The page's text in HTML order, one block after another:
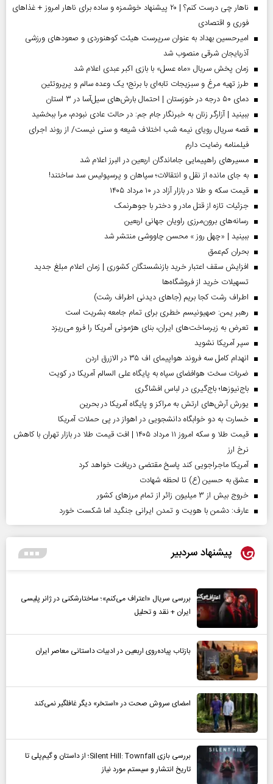
ناهار چی درست کنم؟ | ۲۰ پیشنهاد خوشمزه و ساده برای ناهار امروز + غذاهای
فوری و اقتصادی
امیرحسین بهداد به عنوان سرپرست هیئت کوهنوردی و صعودهای ورزشی
آذربایجان شرقی منصوب شد
زمان پخش سریال «ماه عسل» با بازی اکبر عبدی اعلام شد
طرز تهیه مرغ و سبزیجات تابه‌ای با برنج؛ یک وعده سالم و پرپروتئین
دمای ۵۰ درجه در خوزستان | احتمال بارش‌های سیل‌آسا در ۳ استان
ببینید | آزارگر زنان به خبرنگار جام جم: در حالت عادی نبودم، مرا ببخشید
قصه سریال رویای نیمه شب اختلاف شیعه و سنی نیست/ از روند اجرای
فیلمنامه رضایت دارم
مسیر‌های راهپیمایی جاماندگان اربعین در البرز اعلام شد
به جای مانده از نقل و انتقالات؛ سپاهان و پرسپولیس سد ساختند!
قیمت سکه و طلا در بازار آزاد در ۱۰ مرداد ۱۴۰۵
جزئیات تازه از قتل مادر و دختر با جوهرنمک
رسانه‌های برون‌مرزی راویان جهانی اربعین
ببینید | «چهل روز » محسن چاووشی منتشر شد
بحران کم‌عمق
افزایش سقف اعتبار خرید بازنشستگان کشوری | زمان اعلام مبلغ جدید
تسهیلات خرید از فروشگاه‌ها
اطراف رشت کجا بریم (جاهای دیدنی اطراف رشت)
رهبر یمن: صهیونیسم خطری برای تمام جامعه بشریت است
تعرض به زیرساخت‌های ایران، بنای هژمونی آمریکا را فرو می‌ریزد
سپر آمریکا نشوید
انهدام کامل سه فروند هواپیمای اف ۳۵ در الازرق اردن
ضربات سخت هوافضای سپاه به پایگاه علی السالم آمریکا در کویت
باج‌نیوزها؛ باج‌گیری در لباس افشاگری
یورش آرش‌های ارتش به مراکز و پایگاه‌ آمریکا در بحرین
خسارت به دو خوابگاه دانشجویی در اهواز در پی حملات آمریکا
قیمت طلا و سکه امروز ۱۱ مرداد ۱۴۰۵ | افت قیمت طلا در بازار تهران با کاهش
نرخ ارز
آمریکا ماجراجویی کند پاسخ مقتضی دریافت خواهد کرد
عشق به حسین (ع) تا لحظه شهادت
خروج بیش از ۳ میلیون زائر از تمام مرز‌های کشور
عارف: دشمن با هویت و تمدن ایرانی جنگید اما شکست خورد
پیشنهاد سردبیر
بررسی سریال «اعتراف می‌کنم»؛ ساختارشکنی در ژانر پلیسی
ایران + نقد و تحلیل
بازتاب پیاده‌روی اربعین در ادبیات داستانی معاصر ایران
امضای سروش صحت در «استخر» دیگر غافلگیر نمی‌کند
بررسی بازی Silent Hill: Townfall؛ از داستان و گیم‌پلی تا
تاریخ انتشار و سیستم مورد نیاز